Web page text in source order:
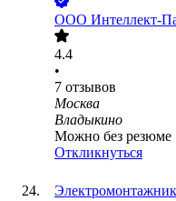
ООО Интеллект-
4.4
•
7 отзывов
Москва
Владыкино
Можно без резюме
Откликнуться
Электромонтажник